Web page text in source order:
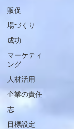
販促
場づくり
成功
マーケティ
ング
人材活用
企業の責任
志
目標設定